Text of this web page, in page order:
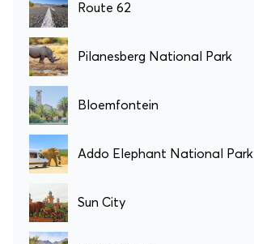
Route 62
Pilanesberg National Park
Bloemfontein
Addo Elephant National Park
Sun City